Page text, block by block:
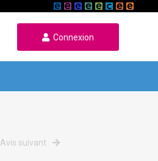
Connexion
Avis suivant